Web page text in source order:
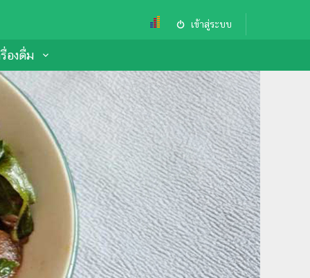
เข้าสู่ระบบ
องดื่ม